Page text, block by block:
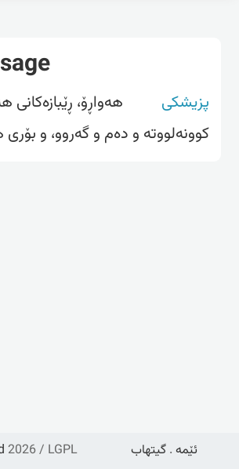
پزیشکی
هەواڕۆ، ڕێبازەکانی
کوونەلووتە و دەم و گەروو، و بۆری
2026 / LGPL ئێمە . گیتهاب